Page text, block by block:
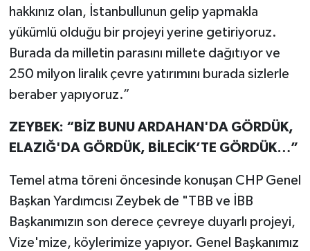
hakkınız olan, İstanbullunun gelip yapmakla
yükümlü olduğu bir projeyi yerine getiriyoruz.
Burada da milletin parasını millete dağıtıyor ve
250 milyon liralık çevre yatırımını burada sizlerle
beraber yapıyoruz.”
ZEYBEK: “BİZ BUNU ARDAHAN'DA GÖRDÜK,
ELAZIĞ'DA GÖRDÜK, BİLECİK’TE GÖRDÜK…”
Temel atma töreni öncesinde konuşan CHP Genel
Başkan Yardımcısı Zeybek de "TBB ve İBB
Başkanımızın son derece çevreye duyarlı projeyi,
Vize'mize, köylerimize yapıyor. Genel Başkanımız